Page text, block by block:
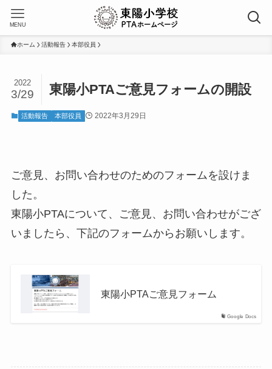
MENU
ホーム 活動報告 本部役員
東陽小PTAご意見フォームの開設
2022
3/29
活動報告 本部役員 2022年3月29日
ご意見、お問い合わせのためのフォームを設けま
した。
東陽小PTAについて、ご意見、お問い合わせがござ
いましたら、下記のフォームからお願いします。
Google Docs
東陽小PTAご意見フォーム